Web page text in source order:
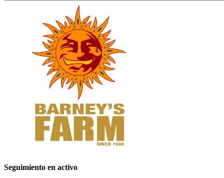
Seguimiento en activo